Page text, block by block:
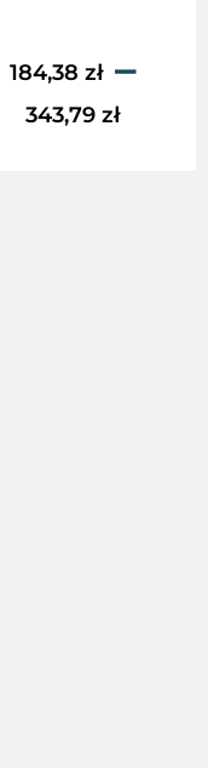
184,38 zł–
343,79 zł